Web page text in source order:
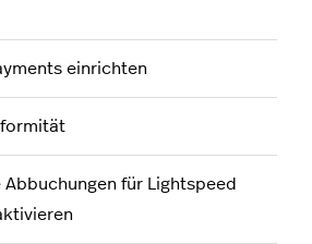
einrichten
für Lightspeed